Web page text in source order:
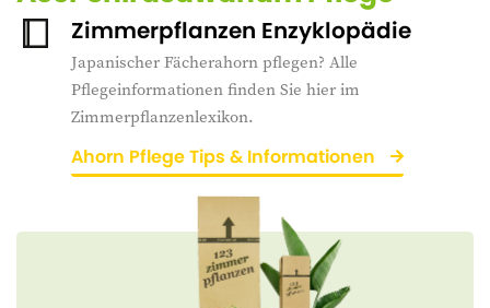
Zimmerpflanzen Enzyklopädie
Japanischer Fächerahorn pflegen? Alle
Pflegeinformationen finden Sie hier im
Zimmerpflanzenlexikon.
Ahorn Pflege Tips & Informationen